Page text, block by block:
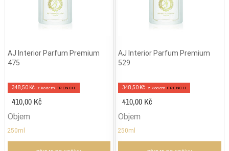
AJ Interior Parfum Premium
475
348,50 Kč z kodem FRENCH
410,00 Kč
Objem
250ml
AJ Interior Parfum Premium
529
348,50 Kč z kodem FRENCH
410,00 Kč
Objem
250ml